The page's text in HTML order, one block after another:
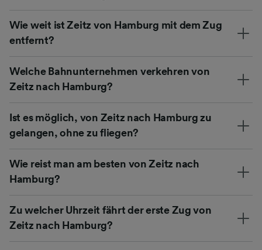
Wie weit ist Zeitz von Hamburg mit dem Zug
entfernt?
Welche Bahnunternehmen verkehren von
Zeitz nach Hamburg?
Ist es möglich, von Zeitz nach Hamburg zu
gelangen, ohne zu fliegen?
Wie reist man am besten von Zeitz nach
Hamburg?
Zu welcher Uhrzeit fährt der erste Zug von
Zeitz nach Hamburg?